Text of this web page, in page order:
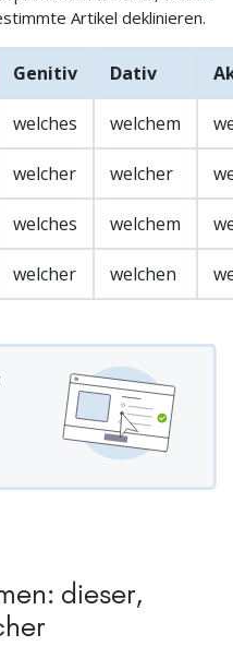
Artikel deklinieren.
Genitiv Dativ
welches welchem
welcher welcher
welches welchem
welcher welchen
dieser,